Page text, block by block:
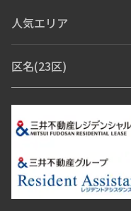
ブランドマンション
人気エリア
青山・表参道・原宿
市ヶ谷・神
芝浦・汐留・品川
月島・
目白・高田
池尻大橋・三軒茶屋
祐天
駒沢・用賀・二子玉川
成
区名(23区)
豊島区
杉並区 板橋区
葛飾区
江戸川区